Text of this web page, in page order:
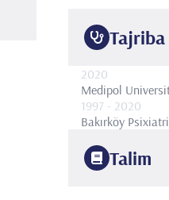
Tajriba
2020
Medipol
1997 - 2020
Bakırköy
Talim